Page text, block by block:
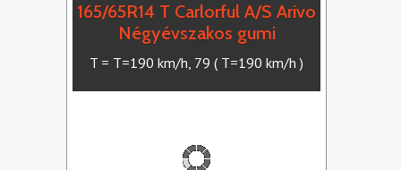
165/65R14 T Carlorful A/S Arivo
Négyévszakos gumi
T = T=190 km/h, 79 ( T=190 km/h )